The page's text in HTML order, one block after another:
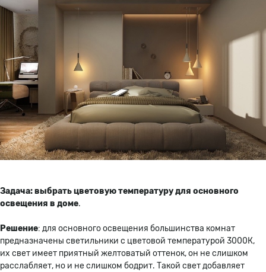
Задача: выбрать цветовую температуру для основного
освещения в доме.
Решение: для основного освещения большинства комнат
предназначены светильники с цветовой температурой 3000К,
их свет имеет приятный желтоватый оттенок, он не слишком
расслабляет, но и не слишком бодрит. Такой свет добавляет